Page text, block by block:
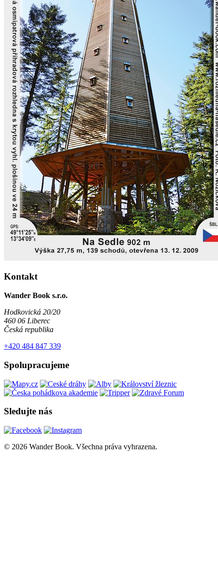
Kontakt
Wander Book s.r.o.
Hodkovická 20/20
460 06 Liberec
Česká republika
+420 484 847 339
Spolupracujeme
Sledujte nás
© 2026 Wander Book. Všechna práva vyhrazena.